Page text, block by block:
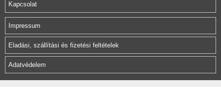
Kapcsolat
Impressum
Eladási, szállítási és fizetési feltételek
Adatvédelem